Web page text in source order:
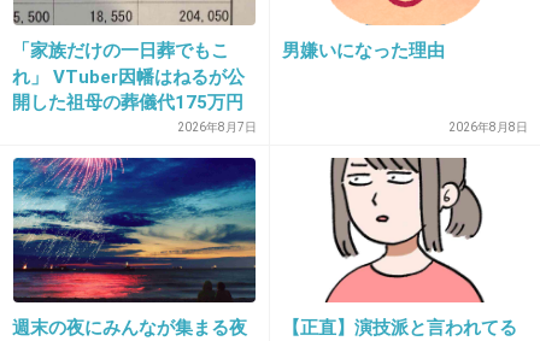
26. 匿名2019/01/08(火) 20:21:36
母親は人生わりと顔で得してきたようなタイプで、しかも
太らない体質。なのに私は見事なほどに父親の太りやすい
体質を継ぎました
+1 -0
「家族だけの一日葬でもこ
れ」 VTuber因幡はねるが公
開した祖母の葬儀代175万円
2026年8月7日
男嫌いになった理由
2026年8月8日
週末の夜にみんなが集まる夜
【正直】演技派と言われてる